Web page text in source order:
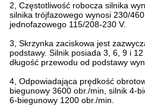
2, Częstotliwość robocza silnika
silnika trójfazowego wynosi 230/
jednofazowego 115/208-230 V.
3, Skrzynka zaciskowa jest
podstawy. Silnik posiada 3, 6, 9 i
długość przewodu od podstawy
4, Odpowiadająca prędkość
biegunowy 3600 obr./min, silnik 4-
6-biegunowy 1200 obr./min.